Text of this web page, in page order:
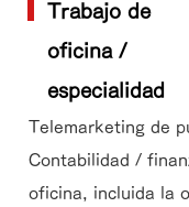
Trabajo de
oficina /
especialidad
Telemarketing de
Contabilidad /
oficina, incluida la